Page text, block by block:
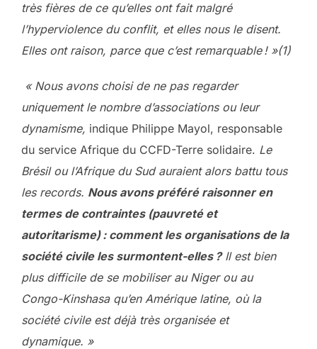
très fières de ce qu’elles ont fait malgré
l’hyperviolence du conflit, et elles nous le disent.
Elles ont raison, parce que c’est remarquable ! »(1)
« Nous avons choisi de ne pas regarder
uniquement le nombre d’associations ou leur
dynamisme, indique Philippe Mayol, responsable
du service Afrique du CCFD-Terre solidaire. Le
Brésil ou l’Afrique du Sud auraient alors battu tous
les records. Nous avons préféré raisonner en
termes de contraintes (pauvreté et
autoritarisme) : comment les organisations de la
société civile les surmontent-elles ?Il est bien
plus difficile de se mobiliser au Niger ou au
Congo-Kinshasa qu’en Amérique latine, où la
société civile est déjà très organisée et
dynamique. »